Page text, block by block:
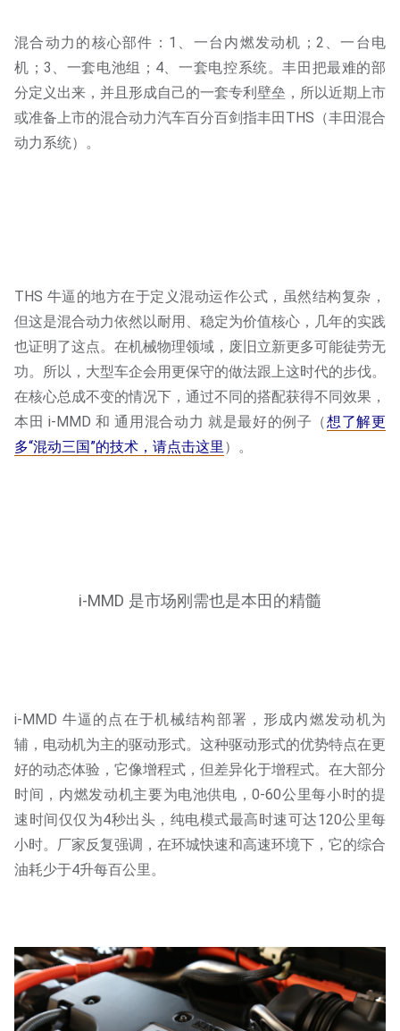
混合动力的核心部件：1、一台内燃发动机；2、一台电
机；3、一套电池组；4、一套电控系统。丰田把最难的部
分定义出来，并且形成自己的一套专利壁垒，所以近期上市
或准备上市的混合动力汽车百分百剑指丰田THS（丰田混合
动力系统）。
THS 牛逼的地方在于定义混动运作公式，虽然结构复杂，
但这是混合动力依然以耐用、稳定为价值核心，几年的实践
也证明了这点。在机械物理领域，废旧立新更多可能徒劳无
功。所以，大型车企会用更保守的做法跟上这时代的步伐。
在核心总成不变的情况下，通过不同的搭配获得不同效果，
本田 i-MMD 和 通用混合动力 就是最好的例子（想了解更
多“混动三国”的技术，请点击这里 ）。
i-MMD 是市场刚需也是本田的精髓
i-MMD 牛逼的点在于机械结构部署，形成内燃发动机为
辅，电动机为主的驱动形式。这种驱动形式的优势特点在更
好的动态体验，它像增程式，但差异化于增程式。在大部分
时间，内燃发动机主要为电池供电，0-60公里每小时的提
速时间仅仅为4秒出头，纯电模式最高时速可达120公里每
小时。厂家反复强调，在环城快速和高速环境下，它的综合
油耗少于4升每百公里。